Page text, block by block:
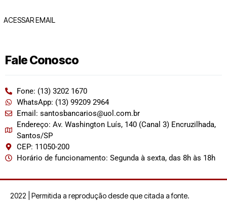
ACESSAR EMAIL
Fale Conosco
Fone: (13) 3202 1670
WhatsApp: (13) 99209 2964
Email: santosbancarios@uol.com.br
Endereço: Av. Washington Luís, 140 (Canal 3) Encruzilhada,
Santos/SP
CEP: 11050-200
Horário de funcionamento: Segunda à sexta, das 8h às 18h
2022 | Permitida a reprodução desde que citada a fonte.